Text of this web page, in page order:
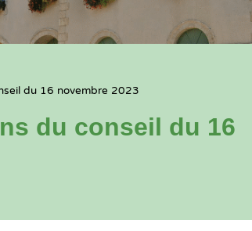
du 16 novembre 2023
du conseil du 16